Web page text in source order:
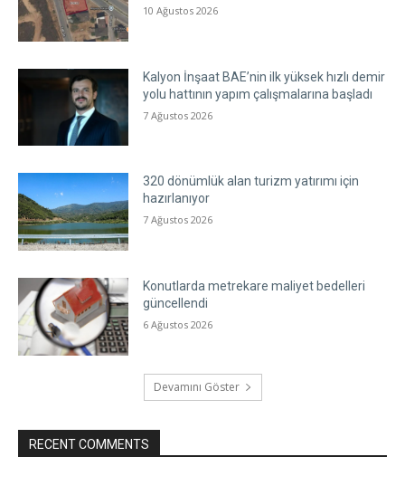
10 Ağustos 2026
Kalyon İnşaat BAE’nin ilk yüksek hızlı demir
yolu hattının yapım çalışmalarına başladı
7 Ağustos 2026
320 dönümlük alan turizm yatırımı için
hazırlanıyor
7 Ağustos 2026
Konutlarda metrekare maliyet bedelleri
güncellendi
6 Ağustos 2026
Devamını Göster
RECENT COMMENTS